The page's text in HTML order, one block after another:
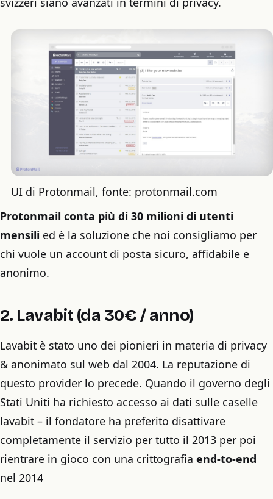
UI di Protonmail, fonte: protonmail.com
Protonmail conta più di 30 milioni di utenti
mensili ed è la soluzione che noi consigliamo per
chi vuole un account di posta sicuro, affidabile e
anonimo.
2. Lavabit (da 30€ / anno)
Lavabit è stato uno dei pionieri in materia di privacy
& anonimato sul web dal 2004. La reputazione di
questo provider lo precede. Quando il governo degli
Stati Uniti ha richiesto accesso ai dati sulle caselle
lavabit – il fondatore ha preferito disattivare
completamente il servizio per tutto il 2013 per poi
rientrare in gioco con una crittografia end-to-end
nel 2014